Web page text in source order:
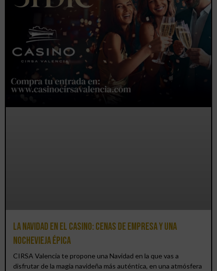
La Navidad en el Casino: cenas de empresa y una
Nochevieja épica
CIRSA Valencia te propone una Navidad en la que vas a
disfrutar de la magia navideña más auténtica, en una atmósfera